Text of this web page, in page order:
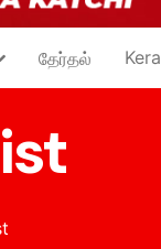
தேர்தல்